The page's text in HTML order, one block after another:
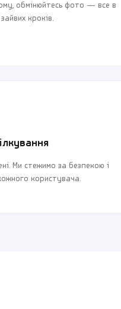
обмінюйтесь фото — все в
кроків.
Ми стежимо за безпекою і
користувача.